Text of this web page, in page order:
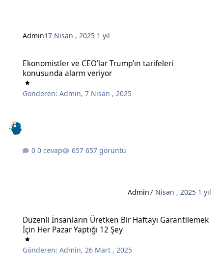
Admin17 Nisan , 2025 1 yıl
Ekonomistler ve CEO'lar Trump'ın tarifeleri
konusunda alarm veriyor
Gönderen:Admin,7 Nisan , 2025
0 cevap 657 görüntü
Admin7 Nisan , 2025 1 yıl
Düzenli İnsanların Üretken Bir Haftayı Garantilemek
İçin Her Pazar Yaptığı 12 Şey
Gönderen:Admin, 26 Mart , 2025